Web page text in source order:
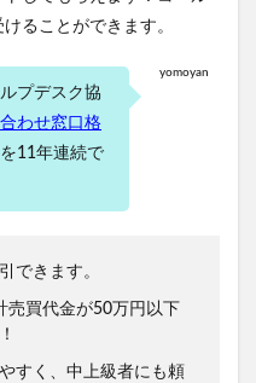
ることができます。
yomoyan
プデスク協
わせ窓口格
11年連続で
できます。
売買代金が50万円以下
すく、中上級者にも頼